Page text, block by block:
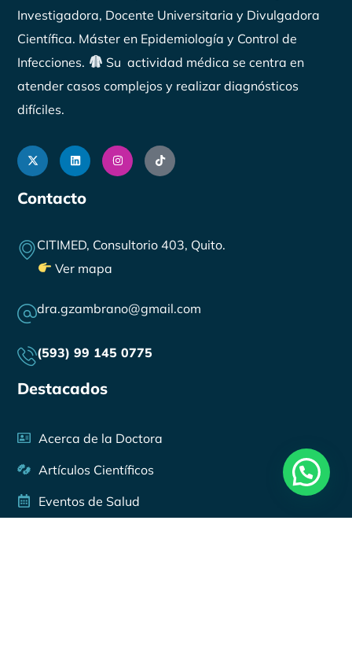
Investigadora, Docente Universitaria y Divulgadora
Científica. Máster en Epidemiología y Control de
Infecciones.
Su actividad médica se centra en
atendercasos complejos y realizardiagnósticos
difíciles.
Contacto
CITIMED, Consultorio 403, Quito.
Ver mapa
dra.gzambrano@gmail.com
(593) 99 145 0775
Destacados
Acerca de la Doctora
Artículos Científicos
Eventos de Salud